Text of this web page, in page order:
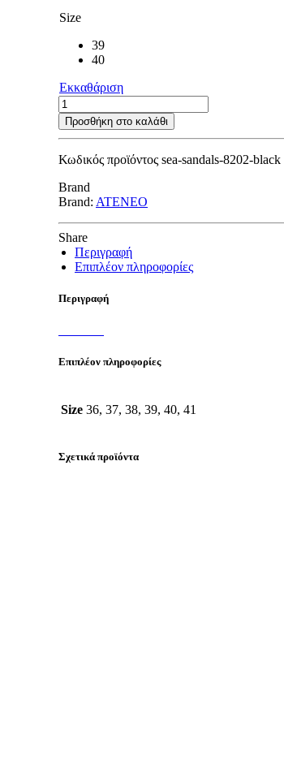
Size
39
40
Εκκαθάριση
Sea
Sandals
B-
BLACK
Προσθήκη στο καλάθι
Κωδικός προϊόντος sea-sandals-8202-black
Brand
Brand: ATENEO
Share
Περιγραφή
Επιπλέον πληροφορίες
Περιγραφή
Επιπλέον πληροφορίες
Size 36, 37, 38, 39, 40, 41
Σχετικά προϊόντα